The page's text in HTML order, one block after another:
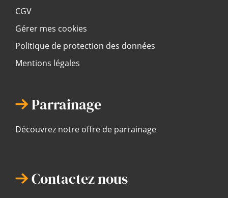
CGV
Gérer mes cookies
Politique de protection des données
Mentions légales
Parrainage
Découvrez notre offre de parrainage
Contactez nous